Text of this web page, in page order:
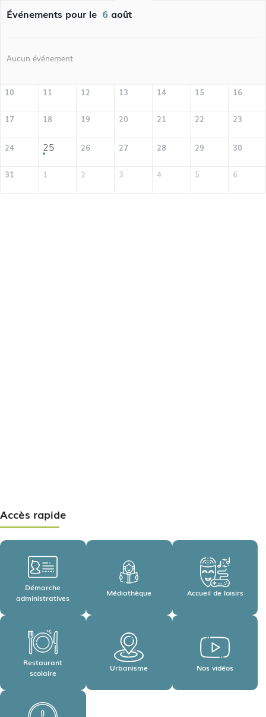
Événements pour le 6 août
Aucun événement
10 11 12 13 14 15 16
17 18 19 20 21 22 23
24 25 26 27 28 29 30
31 1 2 3 4 5 6
Accès rapide
Démarche
administratives
Médiathèque Accueil de loisirs
Restaurant
scolaire
Urbanisme Nos vidéos